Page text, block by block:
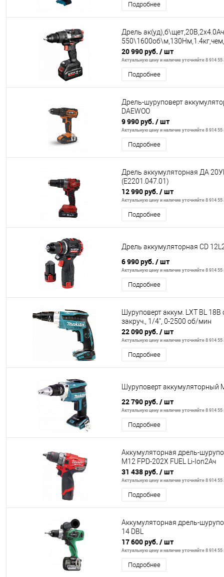
Подробнее
Дрель
20 990 руб. / шт
Актуальную цену и наличие уточняйте 8 914 55
Подробнее
Дрель-шуруповерт
DAEWOO
9 990 руб. / шт
Актуальную цену и наличие уточняйте 8 914 55
Подробнее
Дрель аккумуляторная ДА
(E2201.047.01)
12 990 руб. / шт
Актуальную цену и наличие уточняйте 8 914 55
Подробнее
Дрель аккумуляторная CD
6 990 руб. / шт
Актуальную цену и наличие уточняйте 8 914 55
Подробнее
Шуруповерт аккум. LXT BL 18В
закруч., 1/4", 0-2500 об/мин
22 090 руб. / шт
Актуальную цену и наличие уточняйте 8 914 55
Подробнее
Шуруповерт аккумуляторный
22 790 руб. / шт
Актуальную цену и наличие уточняйте 8 914 55
Подробнее
Аккумуляторная дрель-
M12 FPD-202X FUEL Li-Ion2Ач
31 438 руб. / шт
Актуальную цену и наличие уточняйте 8 914 55
Подробнее
Аккумуляторная дрель-
14 DBL
17 600 руб. / шт
Актуальную цену и наличие уточняйте 8 914 55
Подробнее